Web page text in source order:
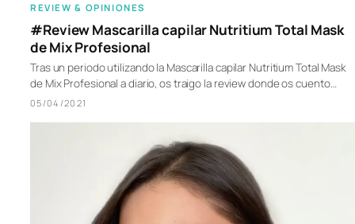
REVIEW & OPINIONES
#Review Mascarilla capilar Nutritium Total Mask
de Mix Profesional
Tras un periodo utilizando la Mascarilla capilar Nutritium Total Mask
de Mix Profesional a diario, os traigo la review donde os cuento…
05/04/2021